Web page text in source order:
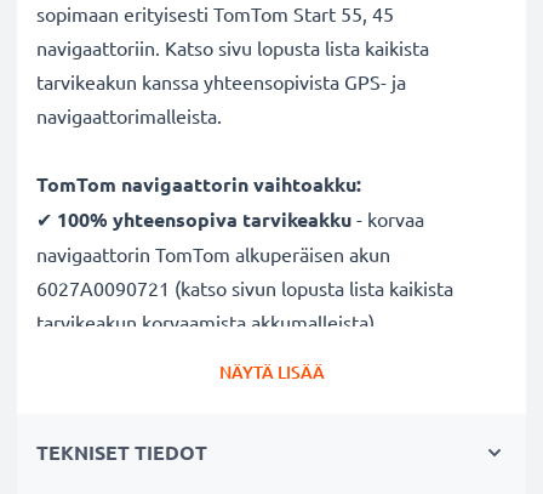
sopimaan erityisesti TomTom Start 55, 45
navigaattoriin. Katso sivu lopusta lista kaikista
tarvikeakun kanssa yhteensopivista GPS- ja
navigaattorimalleista.
TomTom navigaattorin vaihtoakku:
✔ 100% yhteensopiva tarvikeakku - korvaa
navigaattorin TomTom alkuperäisen akun
6027A0090721 (katso sivun lopusta lista kaikista
tarvikeakun korvaamista akkumalleista)
käyttöaika vapauttaa lataustauoilta
NÄYTÄ LISÄÄ
TEKNISET TIEDOT